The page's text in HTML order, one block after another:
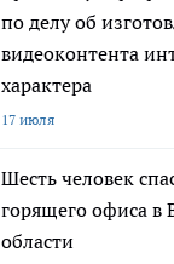
по делу об
видеоконтента
характера
17 июля
Шесть человек
горящего офиса в
области